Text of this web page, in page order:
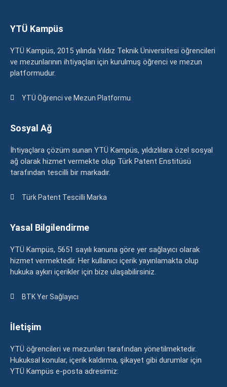
YTÜ Kampüs
YTÜ Kampüs, 2015 yılında Yıldız Teknik Üniversitesi öğrencileri
ve mezunlarının ihtiyaçları için kurulmuş öğrenci ve mezun
platformudur.
YTÜ Öğrenci ve Mezun Platformu
Sosyal Ağ
İhtiyaçlara çözüm sunan YTÜ Kampüs, yıldızlılara özel sosyal
ağ olarak hizmet vermekte olup Türk Patent Enstitüsü
tarafından tescilli bir markadır.
Türk Patent Tescilli Marka
Yasal Bilgilendirme
YTÜ Kampüs, 5651 sayılı kanuna göre yer sağlayıcı olarak
hizmet vermektedir. Her kullanıcı içerik yayınlamakta olup
hukuka aykırı içerikler için bize ulaşabilirsiniz.
BTK Yer Sağlayıcı
İletişim
YTÜ öğrencileri ve mezunları tarafından yönetilmektedir.
Hukuksal konular, içerik kaldırma, şikayet gibi durumlar için
YTÜ Kampüs e-posta adresimiz: